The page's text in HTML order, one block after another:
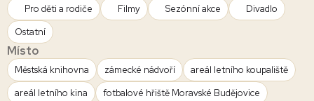
Pro děti a rodiče
Filmy Sezónní akce
Divadlo
Ostatní
Místo
Městská knihovna zámecké nádvoří
areál letního koupaliště
areál letního kina
fotbalové hřiště Moravské Budějovice